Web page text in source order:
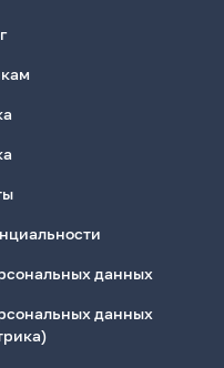
данных
данных